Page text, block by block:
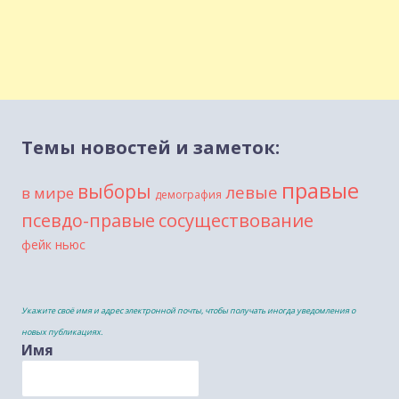
Темы новостей и заметок:
в мире выборы демография левые правые
псевдо-правые сосуществование
фейк ньюс
Укажите своё имя и адрес электронной почты, чтобы получать иногда уведомления о
новых публикациях.
Имя